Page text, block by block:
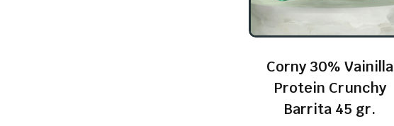
Corny 30% Vainilla
Protein Crunchy
Barrita 45 gr.